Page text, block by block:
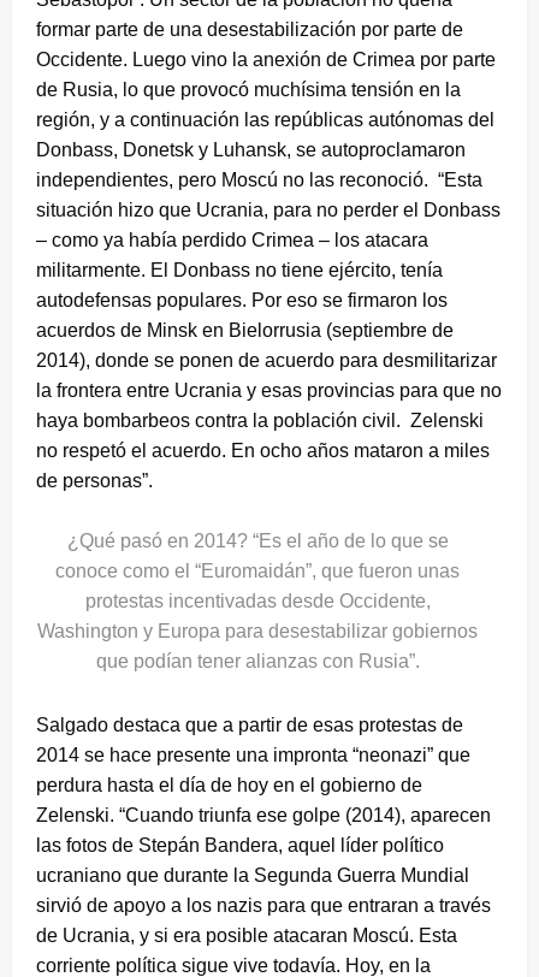
formar parte de una desestabilización por parte de
Occidente. Luego vino la anexión de Crimea por parte
de Rusia, lo que provocó muchísima tensión en la
región, y a continuación las repúblicas autónomas del
Donbass, Donetsk y Luhansk, se autoproclamaron
independientes, pero Moscú no las reconoció. “Esta
situación hizo que Ucrania, para no perder el Donbass
– como ya había perdido Crimea – los atacara
militarmente. El Donbass no tiene ejército, tenía
autodefensas populares. Por eso se firmaron los
acuerdos de Minsk en Bielorrusia (septiembre de
2014), donde se ponen de acuerdo para desmilitarizar
la frontera entre Ucrania y esas provincias para que no
haya bombarbeos contra la población civil. Zelenski
no respetó el acuerdo. En ocho años mataron a miles
de personas”.
¿Qué pasó en 2014? “Es el año de lo que se
conoce como el “Euromaidán”, que fueron unas
protestas incentivadas desde Occidente,
Washington y Europa para desestabilizar gobiernos
que podían tener alianzas con Rusia”.
Salgado destaca que a partir de esas protestas de
2014 se hace presente una impronta “neonazi” que
perdura hasta el día de hoy en el gobierno de
Zelenski. “Cuando triunfa ese golpe (2014), aparecen
las fotos de Stepán Bandera, aquel líder político
ucraniano que durante la Segunda Guerra Mundial
sirvió de apoyo a los nazis para que entraran a través
de Ucrania, y si era posible atacaran Moscú. Esta
corriente política sigue vive todavía. Hoy, en la